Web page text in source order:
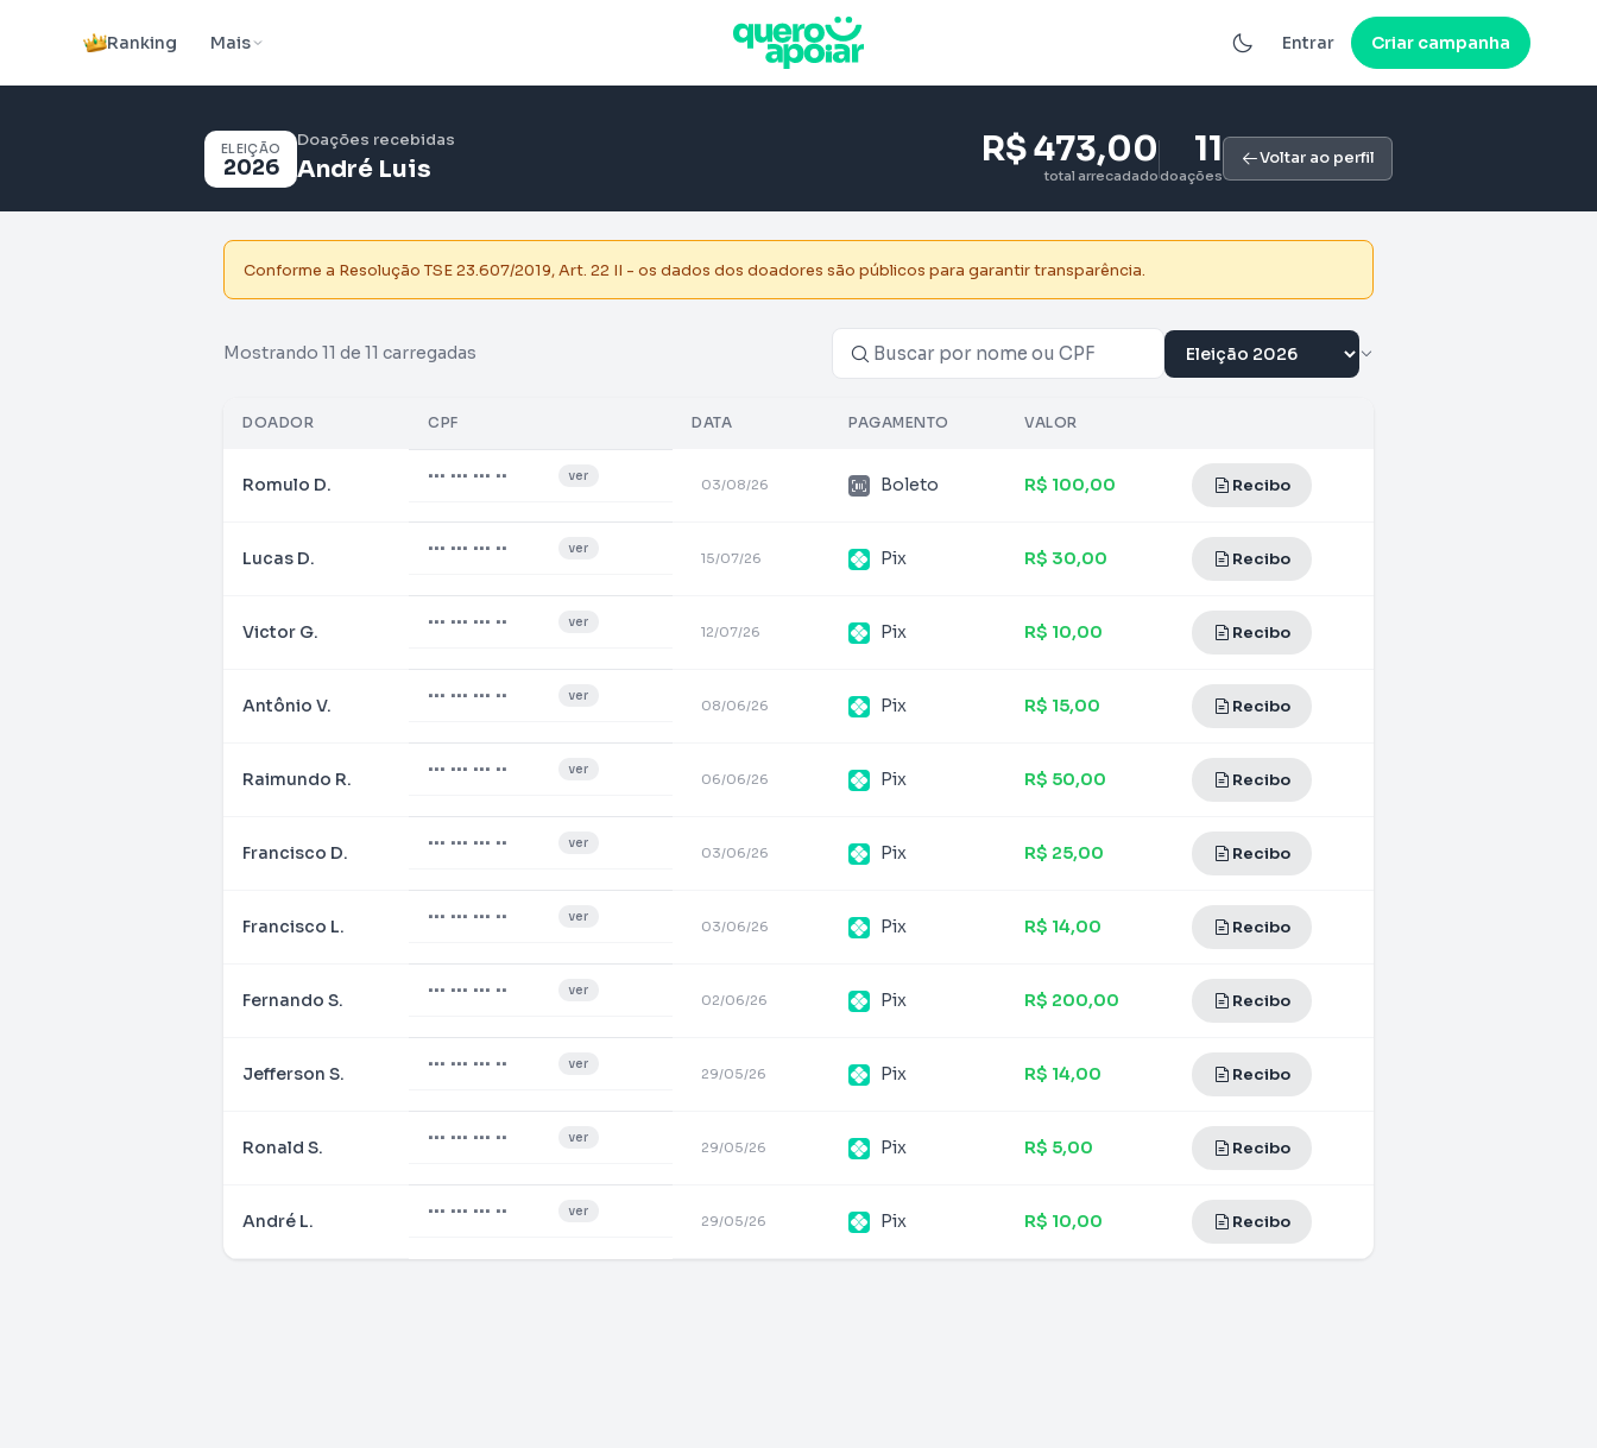
Ranking Mais Entrar Criar campanha
ELEIÇÃO
2026
Doações recebidas
André Luis R$ 473,00
total arrecadado
11
doações
Voltar ao perfil
Conforme a Resolução TSE 23.607/2019, Art. 22 II - os dados dos doadores são públicos para garantir transparência.
Mostrando 11 de 11 carregadas
DOADOR CPF DATA PAGAMENTO VALOR
Romulo D. ••• ••• ••• •• ver
03/08/26 Boleto R$ 100,00 Recibo
Lucas D. ••• ••• ••• •• ver
15/07/26 Pix R$ 30,00 Recibo
Victor G. ••• ••• ••• •• ver
12/07/26 Pix R$ 10,00 Recibo
Antônio V. ••• ••• ••• •• ver
08/06/26 Pix R$ 15,00 Recibo
Raimundo R. ••• ••• ••• •• ver
06/06/26 Pix R$ 50,00 Recibo
Francisco D. ••• ••• ••• •• ver
03/06/26 Pix R$ 25,00 Recibo
Francisco L. ••• ••• ••• •• ver
03/06/26 Pix R$ 14,00 Recibo
Fernando S. ••• ••• ••• •• ver
02/06/26 Pix R$ 200,00 Recibo
Jefferson S. ••• ••• ••• •• ver
29/05/26 Pix R$ 14,00 Recibo
Ronald S. ••• ••• ••• •• ver
29/05/26 Pix R$ 5,00 Recibo
André L. ••• ••• ••• •• ver
29/05/26 Pix R$ 10,00 Recibo